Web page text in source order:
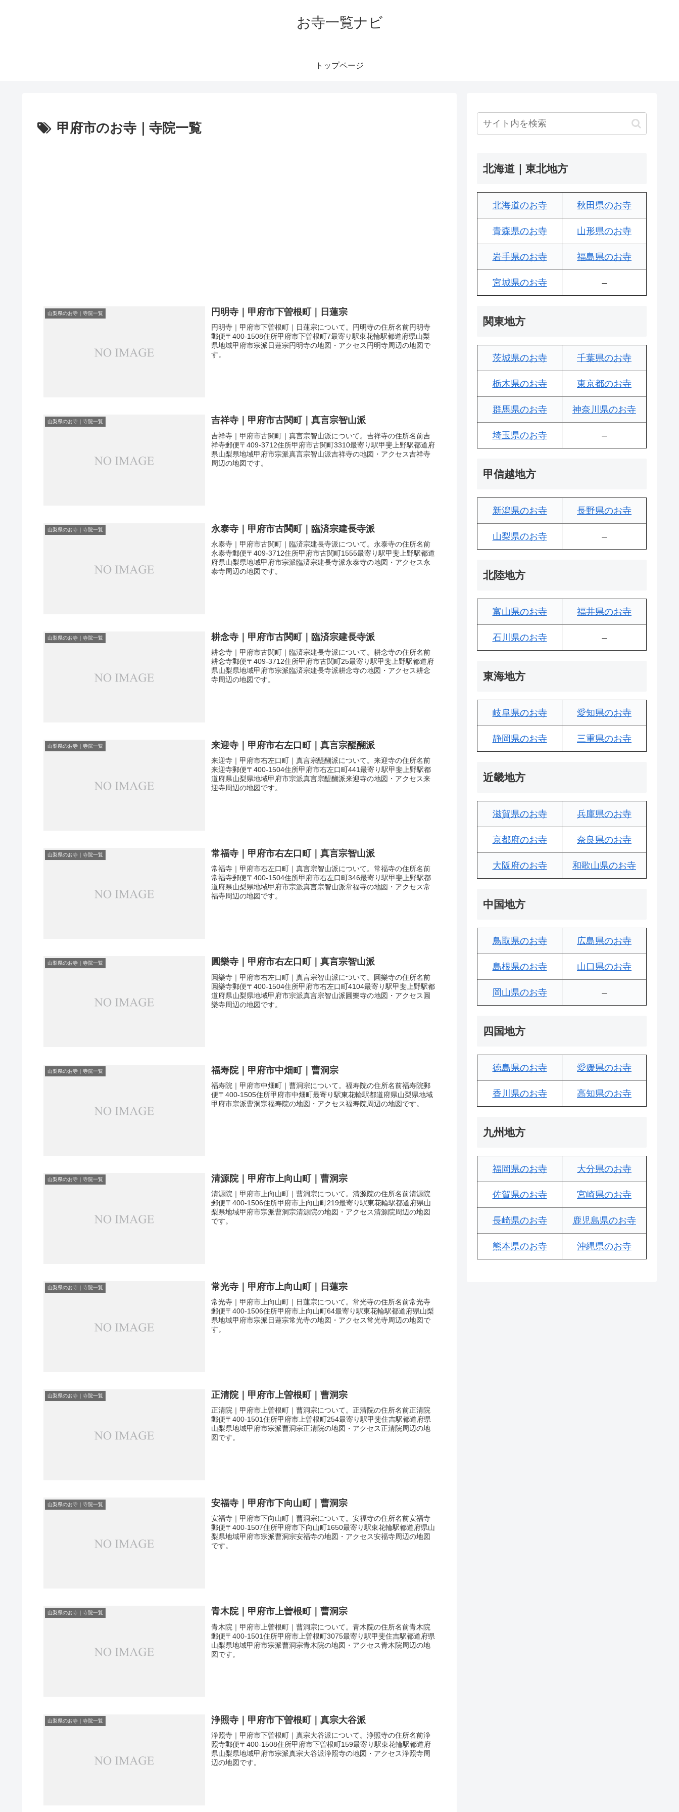
お寺一覧ナビ
トップページ
甲府市のお寺｜寺院一覧
山梨県のお寺｜寺院一覧 円明寺｜甲府市下曽根町｜日蓮宗
円明寺｜甲府市下曽根町｜日蓮宗について。円明寺の住所名前円明寺
郵便〒400-1508住所甲府市下曽根町7最寄り駅東花輪駅都道府県山梨
県地域甲府市宗派日蓮宗円明寺の地図・アクセス円明寺周辺の地図で
す。
山梨県のお寺｜寺院一覧 吉祥寺｜甲府市古関町｜真言宗智山派
吉祥寺｜甲府市古関町｜真言宗智山派について。吉祥寺の住所名前吉
祥寺郵便〒409-3712住所甲府市古関町3310最寄り駅甲斐上野駅都道府
県山梨県地域甲府市宗派真言宗智山派吉祥寺の地図・アクセス吉祥寺
周辺の地図です。
山梨県のお寺｜寺院一覧 永泰寺｜甲府市古関町｜臨済宗建長寺派
永泰寺｜甲府市古関町｜臨済宗建長寺派について。永泰寺の住所名前
永泰寺郵便〒409-3712住所甲府市古関町1555最寄り駅甲斐上野駅都道
府県山梨県地域甲府市宗派臨済宗建長寺派永泰寺の地図・アクセス永
泰寺周辺の地図です。
山梨県のお寺｜寺院一覧 耕念寺｜甲府市古関町｜臨済宗建長寺派
耕念寺｜甲府市古関町｜臨済宗建長寺派について。耕念寺の住所名前
耕念寺郵便〒409-3712住所甲府市古関町25最寄り駅甲斐上野駅都道府
県山梨県地域甲府市宗派臨済宗建長寺派耕念寺の地図・アクセス耕念
寺周辺の地図です。
山梨県のお寺｜寺院一覧 来迎寺｜甲府市右左口町｜真言宗醍醐派
来迎寺｜甲府市右左口町｜真言宗醍醐派について。来迎寺の住所名前
来迎寺郵便〒400-1504住所甲府市右左口町441最寄り駅甲斐上野駅都
道府県山梨県地域甲府市宗派真言宗醍醐派来迎寺の地図・アクセス来
迎寺周辺の地図です。
山梨県のお寺｜寺院一覧 常福寺｜甲府市右左口町｜真言宗智山派
常福寺｜甲府市右左口町｜真言宗智山派について。常福寺の住所名前
常福寺郵便〒400-1504住所甲府市右左口町346最寄り駅甲斐上野駅都
道府県山梨県地域甲府市宗派真言宗智山派常福寺の地図・アクセス常
福寺周辺の地図です。
山梨県のお寺｜寺院一覧 圓樂寺｜甲府市右左口町｜真言宗智山派
圓樂寺｜甲府市右左口町｜真言宗智山派について。圓樂寺の住所名前
圓樂寺郵便〒400-1504住所甲府市右左口町4104最寄り駅甲斐上野駅都
道府県山梨県地域甲府市宗派真言宗智山派圓樂寺の地図・アクセス圓
樂寺周辺の地図です。
山梨県のお寺｜寺院一覧 福寿院｜甲府市中畑町｜曹洞宗
福寿院｜甲府市中畑町｜曹洞宗について。福寿院の住所名前福寿院郵
便〒400-1505住所甲府市中畑町最寄り駅東花輪駅都道府県山梨県地域
甲府市宗派曹洞宗福寿院の地図・アクセス福寿院周辺の地図です。
山梨県のお寺｜寺院一覧 清源院｜甲府市上向山町｜曹洞宗
清源院｜甲府市上向山町｜曹洞宗について。清源院の住所名前清源院
郵便〒400-1506住所甲府市上向山町219最寄り駅東花輪駅都道府県山
梨県地域甲府市宗派曹洞宗清源院の地図・アクセス清源院周辺の地図
です。
山梨県のお寺｜寺院一覧 常光寺｜甲府市上向山町｜日蓮宗
常光寺｜甲府市上向山町｜日蓮宗について。常光寺の住所名前常光寺
郵便〒400-1506住所甲府市上向山町64最寄り駅東花輪駅都道府県山梨
県地域甲府市宗派日蓮宗常光寺の地図・アクセス常光寺周辺の地図で
す。
山梨県のお寺｜寺院一覧 正清院｜甲府市上曽根町｜曹洞宗
正清院｜甲府市上曽根町｜曹洞宗について。正清院の住所名前正清院
郵便〒400-1501住所甲府市上曽根町254最寄り駅甲斐住吉駅都道府県
山梨県地域甲府市宗派曹洞宗正清院の地図・アクセス正清院周辺の地
図です。
山梨県のお寺｜寺院一覧 安福寺｜甲府市下向山町｜曹洞宗
安福寺｜甲府市下向山町｜曹洞宗について。安福寺の住所名前安福寺
郵便〒400-1507住所甲府市下向山町1650最寄り駅東花輪駅都道府県山
梨県地域甲府市宗派曹洞宗安福寺の地図・アクセス安福寺周辺の地図
です。
山梨県のお寺｜寺院一覧 青木院｜甲府市上曽根町｜曹洞宗
青木院｜甲府市上曽根町｜曹洞宗について。青木院の住所名前青木院
郵便〒400-1501住所甲府市上曽根町3075最寄り駅甲斐住吉駅都道府県
山梨県地域甲府市宗派曹洞宗青木院の地図・アクセス青木院周辺の地
図です。
山梨県のお寺｜寺院一覧 浄照寺｜甲府市下曽根町｜真宗大谷派
浄照寺｜甲府市下曽根町｜真宗大谷派について。浄照寺の住所名前浄
照寺郵便〒400-1508住所甲府市下曽根町159最寄り駅東花輪駅都道府
県山梨県地域甲府市宗派真宗大谷派浄照寺の地図・アクセス浄照寺周
辺の地図です。
北海道｜東北地方
北海道のお寺 秋田県のお寺
青森県のお寺 山形県のお寺
岩手県のお寺 福島県のお寺
宮城県のお寺 –
関東地方
茨城県のお寺 千葉県のお寺
栃木県のお寺 東京都のお寺
群馬県のお寺 神奈川県のお寺
埼玉県のお寺 –
甲信越地方
新潟県のお寺 長野県のお寺
山梨県のお寺 –
北陸地方
富山県のお寺 福井県のお寺
石川県のお寺 –
東海地方
岐阜県のお寺 愛知県のお寺
静岡県のお寺 三重県のお寺
近畿地方
滋賀県のお寺 兵庫県のお寺
京都府のお寺 奈良県のお寺
大阪府のお寺 和歌山県のお寺
中国地方
鳥取県のお寺 広島県のお寺
島根県のお寺 山口県のお寺
岡山県のお寺 –
四国地方
徳島県のお寺 愛媛県のお寺
香川県のお寺 高知県のお寺
九州地方
福岡県のお寺 大分県のお寺
佐賀県のお寺 宮崎県のお寺
長崎県のお寺 鹿児島県のお寺
熊本県のお寺 沖縄県のお寺